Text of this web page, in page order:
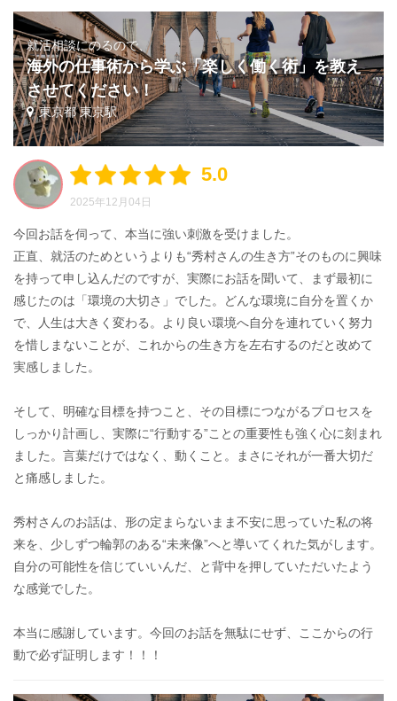
就活相談にのるので、
海外の仕事術から学ぶ「楽しく働く術」を教え
させてください！
東京都 東京駅
5.0
2025年12月04日
今回お話を伺って、本当に強い刺激を受けました。
正直、就活のためというよりも“秀村さんの生き方”そのものに興味
を持って申し込んだのですが、実際にお話を聞いて、まず最初に
感じたのは「環境の大切さ」でした。どんな環境に自分を置くか
で、人生は大きく変わる。より良い環境へ自分を連れていく努力
を惜しまないことが、これからの生き方を左右するのだと改めて
実感しました。
そして、明確な目標を持つこと、その目標につながるプロセスを
しっかり計画し、実際に“行動する”ことの重要性も強く心に刻まれ
ました。言葉だけではなく、動くこと。まさにそれが一番大切だ
と痛感しました。
秀村さんのお話は、形の定まらないまま不安に思っていた私の将
来を、少しずつ輪郭のある“未来像”へと導いてくれた気がします。
自分の可能性を信じていいんだ、と背中を押していただいたよう
な感覚でした。
本当に感謝しています。今回のお話を無駄にせず、ここからの行
動で必ず証明します！！！